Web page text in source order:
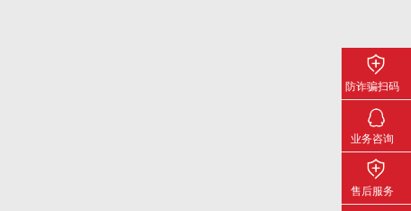
防诈骗扫码
关注下载
业务咨询
售后服务